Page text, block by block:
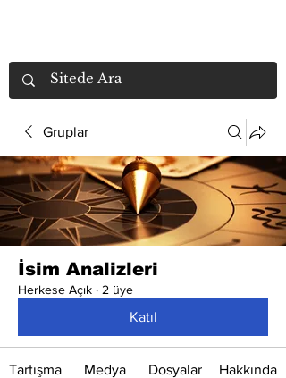
Gruplar
İsim Analizleri
Herkese Açık · 2 üye
Katıl
Tartışma Medya Dosyalar Hakkında